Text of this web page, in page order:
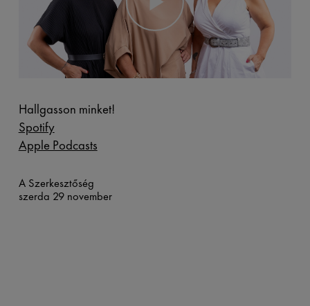
Hallgasson minket!
Spotify
Apple Podcasts
A Szerkesztőség
szerda 29 november